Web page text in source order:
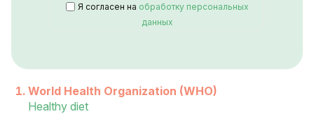
Я согласен на обработку персональных
данных
World Health Organization (WHO)
Healthy diet